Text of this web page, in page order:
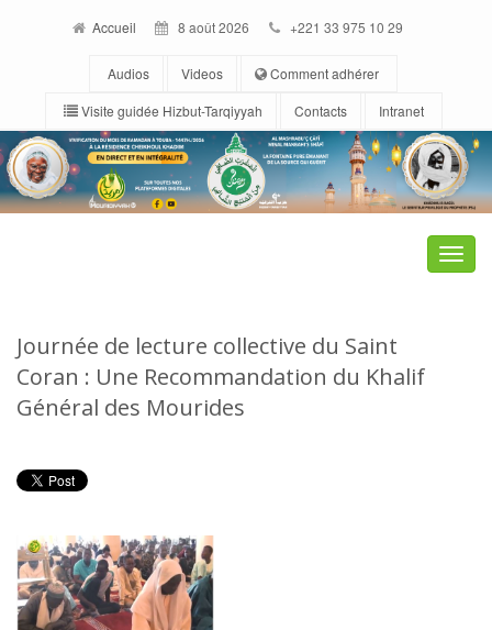
Accueil 8 août 2026 +221 33 975 10 29
Audios Videos
Comment adhérer
Visite guidée Hizbut-Tarqiyyah
Contacts Intranet
Toggle
Journée de lecture collective du Saint
Coran : Une Recommandation du Khalif
Général des Mourides